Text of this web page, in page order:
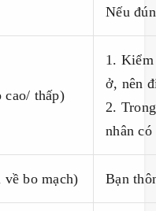
Nếu
cao/ thấp)
1.
ở, nên
2.
nhân
về bo mạch) Bạn